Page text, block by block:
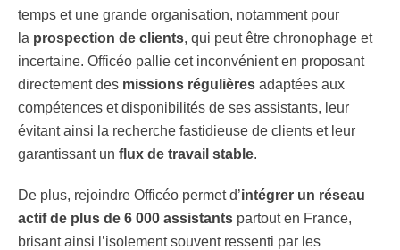
temps et une grande organisation, notamment pour
la prospection de clients, qui peut être chronophage et
incertaine. Officéo pallie cet inconvénient en proposant
directement des missions régulières adaptées aux
compétences et disponibilités de ses assistants, leur
évitant ainsi la recherche fastidieuse de clients et leur
garantissant un flux de travail stable.
De plus, rejoindre Officéo permet d’intégrer un réseau
actif de plus de 6 000 assistants partout en France,
brisant ainsi l’isolement souvent ressenti par les